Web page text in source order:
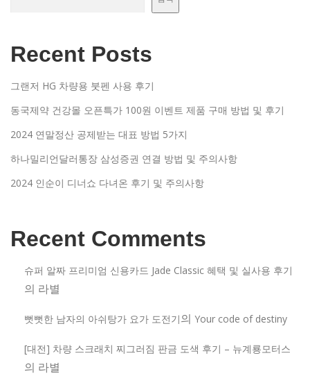
Recent Posts
그랜저 HG 차량용 붓펜 사용 후기
동국제약 건강몰 오픈특가 100원 이벤트 제품 구매 방법 및 후기
2024 연말정산 공제받는 대표 방법 5가지
하나밀리언달러통장 삼성증권 연결 방법 및 주의사항
2024 인순이 디너쇼 다녀온 후기 및 주의사항
Recent Comments
슈퍼 알짜 프리미엄 신용카드 Jade Classic 혜택 및 실사용 후기
의 라별
뻣뻣한 남자의 아쉬탕가 요가 도전기의 Your code of destiny
[대전] 차량 스크래치 찌그러짐 판금 도색 후기 – 뉴계룡모터스
의 라별